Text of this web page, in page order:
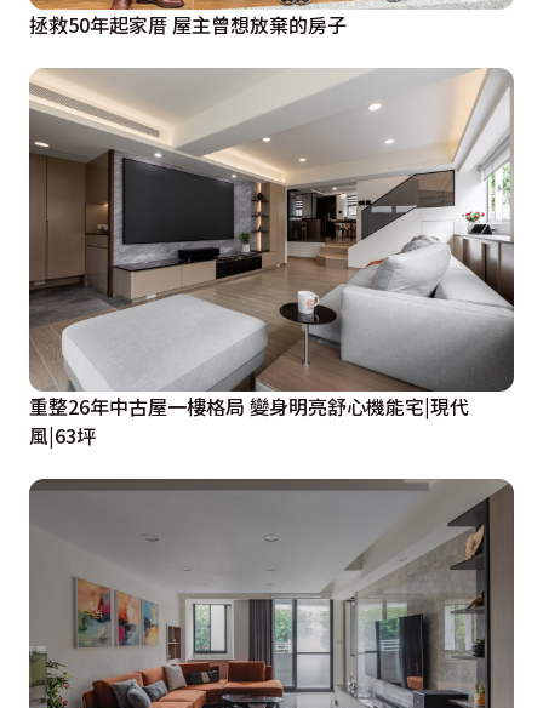
拯救50年起家厝 屋主曾想放棄的房子
重整26年中古屋一樓格局 變身明亮舒心機能宅|現代
風|63坪